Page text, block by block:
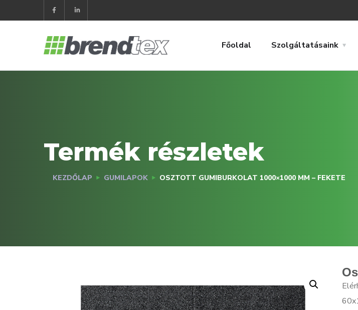
Főoldal Szolgáltatásaink
Termék részletek
KEZDŐLAP GUMILAPOK OSZTOTT GUMIBURKOLAT 1000×1000 MM – FEKETE